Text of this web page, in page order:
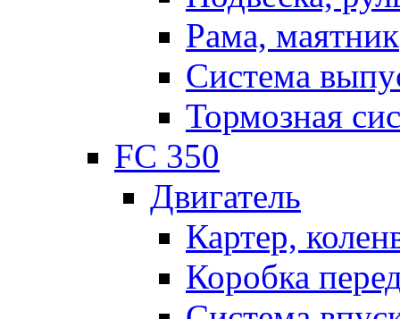
Рама, маятник
Система
Тормозная
FC 350
Двигатель
Картер,
Коробка